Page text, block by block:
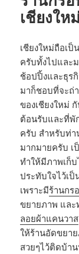
เชียงใหม่
เชียงใหม่ถือเป็
ครับทั้งไปและ
ช้อปปิ้งและธุร
มาก็ชอบที่จะถ่
ของเชียงใหม่
ต้อนรับและที่พั
ครับ สำหรับท่า
มากมายครับ เ
ทำให้มีภาพเก็
ประทับใจไว้เ
เพราะมีร้านกร
ขยายภาพ และ
ลอยผ้าแคนวาส
ให้ร้านอัดขยา
สวยๆไว้ติดบ้า